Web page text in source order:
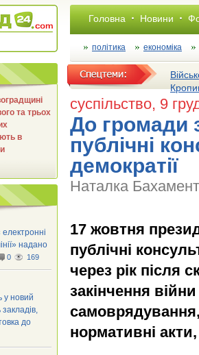
Головна Новини
політика економіка
суспільство, 9
До громади
публічні
демократії
Наталка
17 жовтня
публічні
через рік після
закінчення
нормативні
та трьох
в
надано
0 169
у новий
закладів,
до